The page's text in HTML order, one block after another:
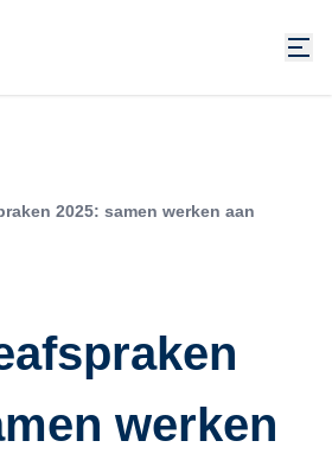
2025: samen werken aan
werken